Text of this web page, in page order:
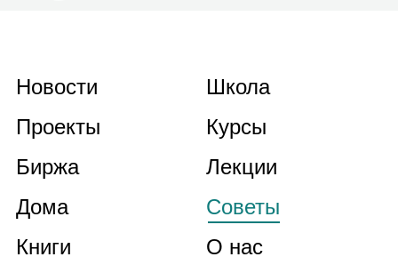
Новости
Проекты
Биржа
Дома
Книги
Школа
Курсы
Лекции
Советы
О нас